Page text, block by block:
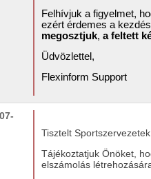
Felhívjuk a figyelmet,
ezért érdemes a
megosztjuk, a feltett
Üdvözlettel,
Flexinform Support
Tisztelt
Tájékoztatjuk Önöket,
elszámolás